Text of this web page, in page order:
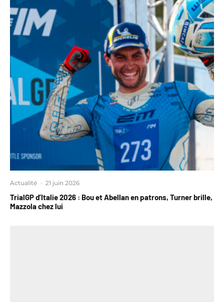
Actualité · 21 juin 2026
TrialGP d’Italie 2026 : Bou et Abellan en patrons, Turner brille,
Mazzola chez lui